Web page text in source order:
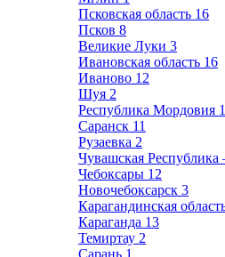
Псковская область 16
Псков 8
Великие Луки 3
Ивановская область 16
Иваново 12
Шуя 2
Республика Мордовия
Саранск 11
Рузаевка 2
Чувашская
Чебоксары 12
Новочебоксарск 3
Карагандинская
Караганда 13
Темиртау 2
Сарань 1